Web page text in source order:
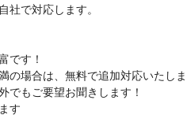
で対応します。
です！
の場合は、無料で追加対応いたし
もご要望お聞きします！
す